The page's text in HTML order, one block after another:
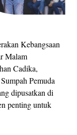
Kebangsaan
Malam
Cadika,
Pemuda
dipusatkan di
penting untuk